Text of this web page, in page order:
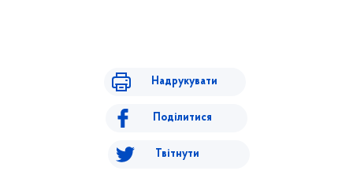
Надрукувати
Поділитися
Твітнути